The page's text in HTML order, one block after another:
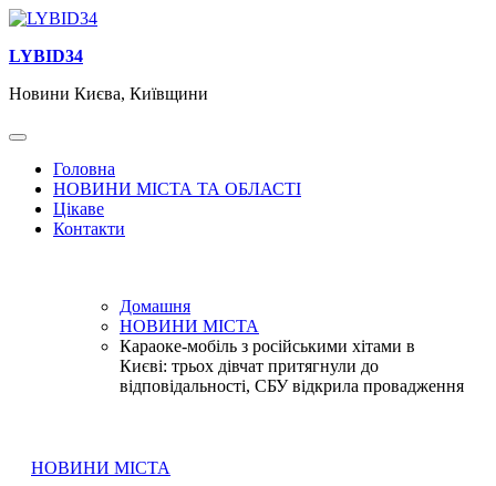
Перейти
вмісту
LYBID34
Новини Києва, Київщини
Головна
НОВИНИ МІСТА ТА ОБЛАСТІ
Цікаве
Контакти
Домашня
НОВИНИ МІСТА
Караоке-мобіль з російськими хітами в
Києві: трьох дівчат притягнули до
відповідальності, СБУ відкрила провадження
НОВИНИ МІСТА